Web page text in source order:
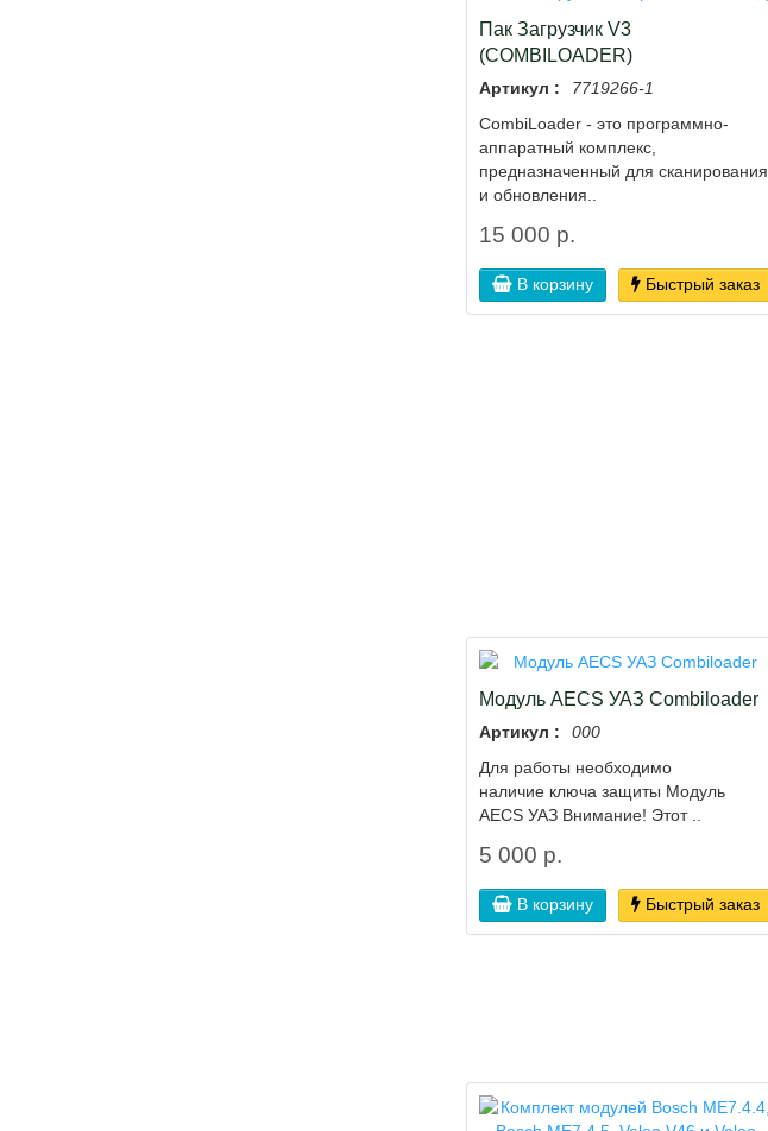
Пак Загрузчик V3
(COMBILOADER)
Артикул :
7719266-1
СombiLoader - это программно-
аппаратный комплекс,
предназначенный для сканирования
и обновления..
15 000 р.
В корзину Быстрый заказ
Модуль AECS УАЗ Combiloader
Артикул :
000
Для работы необходимо
наличие ключа защиты Модуль
AECS УАЗ Внимание! Этот ..
5 000 р.
В корзину Быстрый заказ